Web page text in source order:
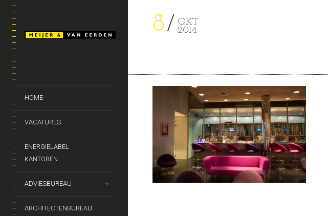
HOME
VACATURES
ENERGIELABEL
KANTOREN
ADVIESBUREAU
ARCHITECTENBUREAU
8
OKT
2014